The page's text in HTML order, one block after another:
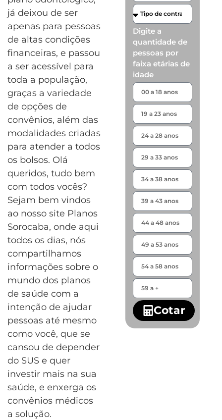
já deixou de ser
apenas para pessoas
de altas condições
financeiras, e passou
a ser acessível para
toda a população,
graças a variedade
de opções de
convênios, além das
modalidades criadas
para atender a todos
os bolsos. Olá
queridos, tudo bem
com todos vocês?
Sejam bem vindos
ao nosso site Planos
Sorocaba, onde aqui
todos os dias, nós
compartilhamos
informações sobre o
mundo dos planos
de saúde com a
intenção de ajudar
pessoas até mesmo
como você, que se
cansou de depender
do SUS e quer
investir mais na sua
saúde, e enxerga os
convênios médicos
a solução.
Digite a
quantidade de
pessoas por
faixa etárias de
idade
Cotar